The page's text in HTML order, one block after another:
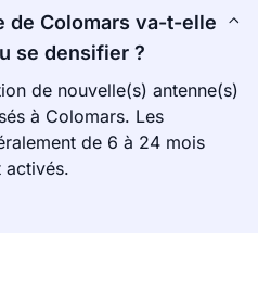
de Colomars va-t-elle
se densifier ?
de nouvelle(s) antenne(s)
à Colomars. Les
de 6 à 24 mois
activés.